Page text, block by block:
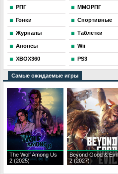
РПГ ММОРПГ
Гонки Спортивные
Журналы Таблетки
Анонсы Wii
XBOX360 PS3
Самые ожидаемые игры
The Wolf Among Us
2 (2025)
Beyond Good & Evil
2 (2027)